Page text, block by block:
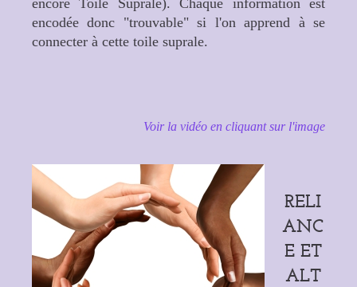
encodée donc "trouvable" si l'on apprend à se
connecter à cette toile suprale.
Voir la vidéo en cliquant sur l'image
RELI
ANC
E ET
ALT